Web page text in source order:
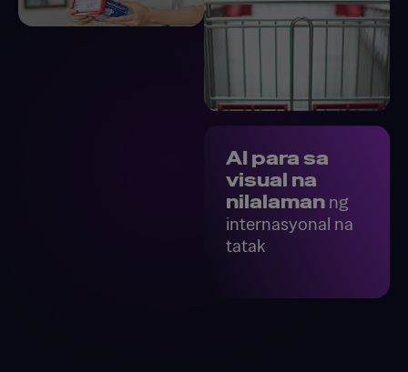
AI para sa
visual na
nilalamanng
internasyonal na
tatak